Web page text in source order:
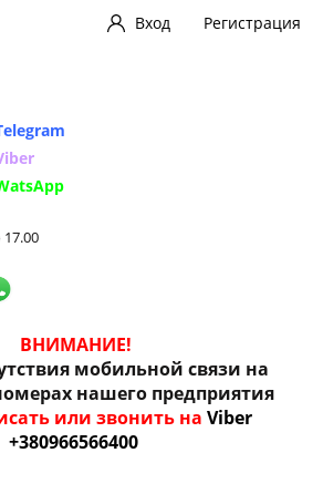
Вход Регистрация
ВНИМАНИЕ!
мобильной связи на
нашего предприятия
или звонить на Viber
+380966566400